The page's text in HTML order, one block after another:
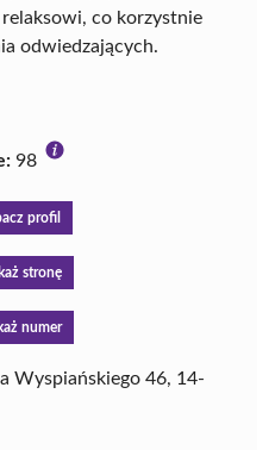
co korzystnie
odwiedzających.
98
profil
stronę
numer
Wyspiańskiego 46, 14-